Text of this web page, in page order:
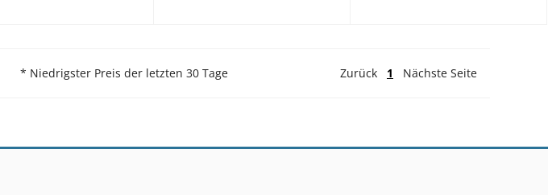
* Niedrigster Preis der letzten 30 Tage Zurück 1 Nächste Seite